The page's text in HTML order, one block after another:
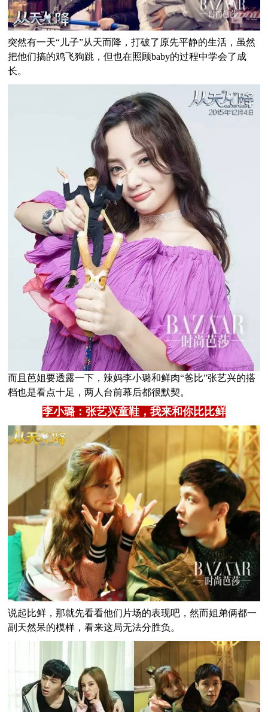
突然有一天“儿子”从天而降，打破了原先平静的生活，虽然
把他们搞的鸡飞狗跳，但也在照顾baby的过程中学会了成
长。
而且芭姐要透露一下，辣妈李小璐和鲜肉“爸比”张艺兴的搭
档也是看点十足，两人台前幕后都很默契。
李小璐：张艺兴童鞋，我来和你比比鲜
说起比鲜，那就先看看他们片场的表现吧，然而姐弟俩都一
副天然呆的模样，看来这局无法分胜负。